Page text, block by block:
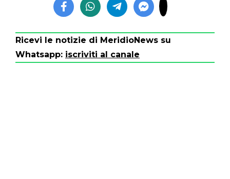
Ricevi le notizie di MeridioNews su
Whatsapp: iscriviti al canale